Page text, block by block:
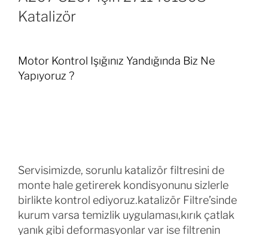
Katalizör
Motor Kontrol Işığınız Yandığında Biz Ne
Yapıyoruz ?
Servisimizde, sorunlu katalizör filtresini de
monte hale getirerek kondisyonunu sizlerle
birlikte kontrol ediyoruz.katalizör Filtre’sinde
kurum varsa temizlik uygulaması,kırık çatlak
yanık gibi deformasyonlar var ise filtrenin